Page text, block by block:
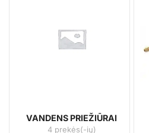
VANDENS PRIEŽIŪRAI
4 prekės(-ių)